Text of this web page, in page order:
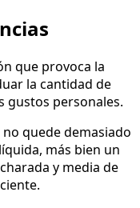
que provoca la
la cantidad de
gustos personales.
quede demasiado
más bien un
y media de